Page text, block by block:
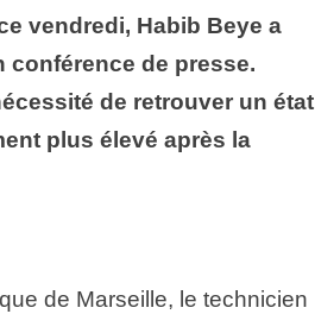
vendredi, Habib Beye a
conférence de presse.
de retrouver un état
plus élevé après la
de Marseille, le technicien